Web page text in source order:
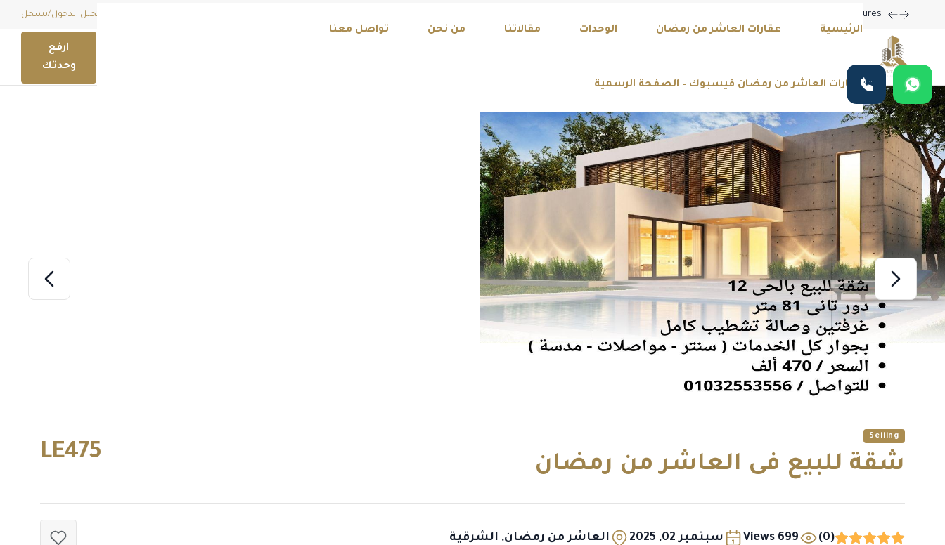
Explore Our Exciting New Property Listings Now Available in Prime Locations! تسجيل الدخول/يسجل
الرئيسية عقارات العاشر من رمضان الوحدات مقالاتنا من نحن تواصل معنا
عقارات العاشر من رمضان فيسبوك – الصفحة الرسمية
ارفع
وحدتك
Selling
شقة للبيع فى العاشر من رمضان LE475
(0)
699 Views سبتمبر 02, 2025 العاشر من رمضان, الشرقية